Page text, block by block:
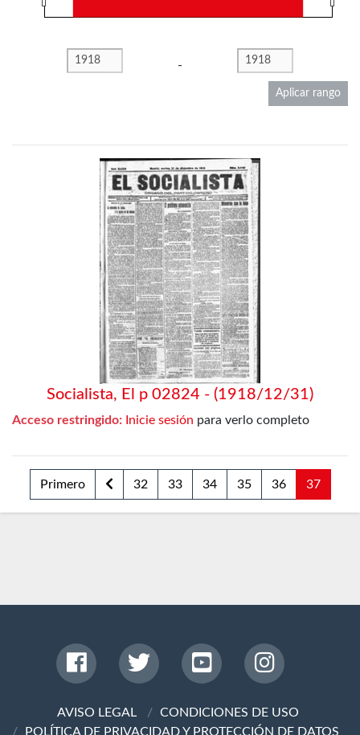
-
Aplicar rango
Socialista, El p 02824 - (1918/12/31)
Acceso restringido: Inicie sesión para verlo completo
Primero 32 33 34 35 36 37
AVISO LEGAL
CONDICIONES DE USO
POLÍTICA DE PRIVACIDAD Y PROTECCIÓN DE DATOS